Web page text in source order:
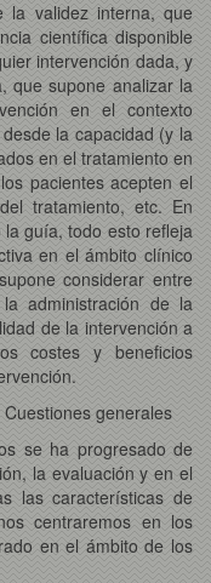
validez interna, que
científica disponible
intervención dada, y
que supone analizar la
en el contexto
la capacidad (y la
en el tratamiento en
pacientes acepten el
tratamiento, etc. En
guía, todo esto refleja
en el ámbito clínico
considerar entre
administración de la
de la intervención a
costes y beneficios
generales
se ha progresado de
la evaluación y en el
las características de
centraremos en los
en el ámbito de los